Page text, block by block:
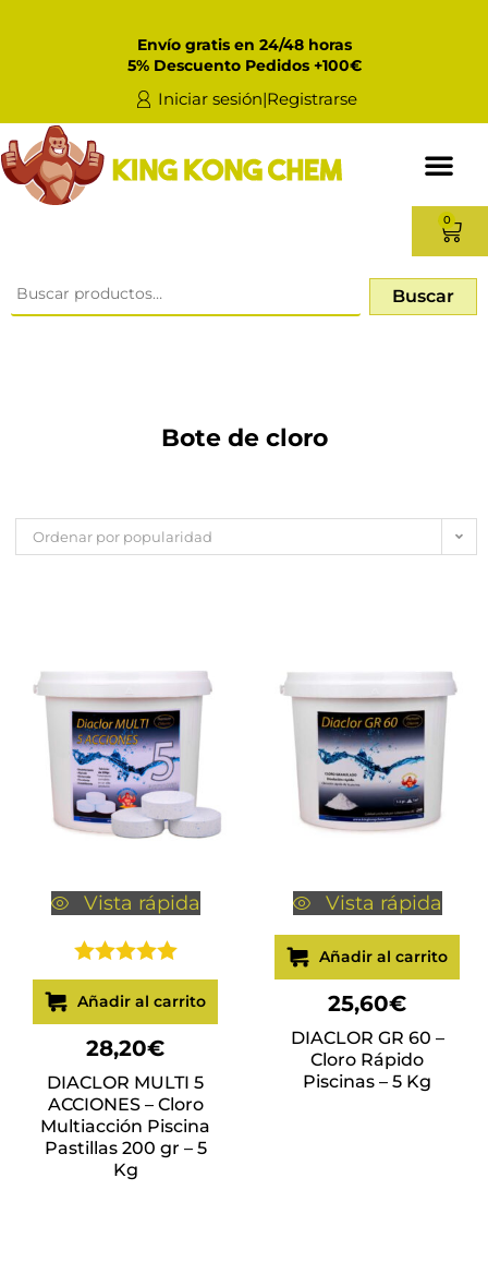
Envío gratis en 24/48 horas
5% Descuento Pedidos +100€
Iniciar sesión|Registrarse
0
Buscar
Bote de cloro
Ordenar por popularidad
Vista rápida
Valorado
con5.00de
5
Añadir al carrito
28,20€
DIACLOR MULTI 5
ACCIONES – Cloro
Multiacción Piscina
Pastillas 200 gr – 5
Kg
Vista rápida
Añadir al carrito
25,60€
DIACLOR GR 60 –
Cloro Rápido
Piscinas – 5 Kg